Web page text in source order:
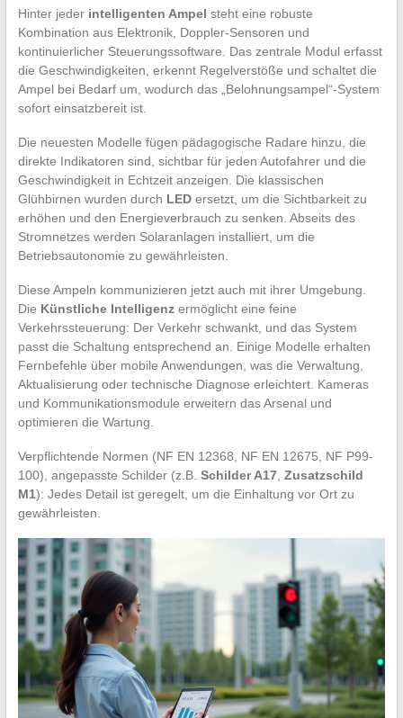
Hinter jeder intelligenten Ampel steht eine robuste
Kombination aus Elektronik, Doppler-Sensoren und
kontinuierlicher Steuerungssoftware. Das zentrale Modul erfasst
die Geschwindigkeiten, erkennt Regelverstöße und schaltet die
Ampel bei Bedarf um, wodurch das „Belohnungsampel“-System
sofort einsatzbereit ist.
Die neuesten Modelle fügen pädagogische Radare hinzu, die
direkte Indikatoren sind, sichtbar für jeden Autofahrer und die
Geschwindigkeit in Echtzeit anzeigen. Die klassischen
Glühbirnen wurden durch LEDersetzt, um die Sichtbarkeit zu
erhöhen und den Energieverbrauch zu senken. Abseits des
Stromnetzes werden Solaranlagen installiert, um die
Betriebsautonomie zu gewährleisten.
Diese Ampeln kommunizieren jetzt auch mit ihrer Umgebung.
Die Künstliche Intelligenzermöglicht eine feine
Verkehrssteuerung: Der Verkehr schwankt, und das System
passt die Schaltung entsprechend an. Einige Modelle erhalten
Fernbefehle über mobile Anwendungen, was die Verwaltung,
Aktualisierung oder technische Diagnose erleichtert. Kameras
und Kommunikationsmodule erweitern das Arsenal und
optimieren die Wartung.
Verpflichtende Normen (NF EN 12368, NF EN 12675, NF P99-
100), angepasste Schilder (z.B. Schilder A17, Zusatzschild
M1): Jedes Detail ist geregelt, um die Einhaltung vor Ort zu
gewährleisten.